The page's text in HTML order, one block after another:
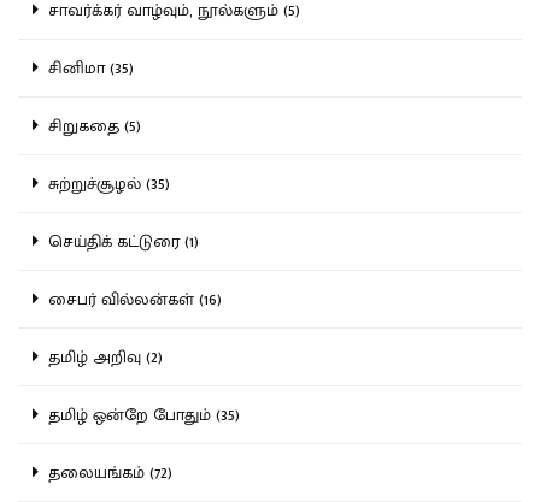
சாவர்க்கர் வாழ்வும், நூல்களும் (5)
சினிமா (35)
சிறுகதை (5)
சுற்றுச்சூழல் (35)
செய்திக் கட்டுரை (1)
சைபர் வில்லன்கள் (16)
தமிழ் அறிவு (2)
தமிழ் ஒன்றே போதும் (35)
தலையங்கம் (72)